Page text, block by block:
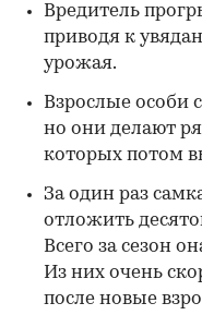
Вредитель
приводя к
урожая.
Взрослые особи
но они делают
которых потом
За один раз
отложить
Всего за сезон
Из них очень
после новые